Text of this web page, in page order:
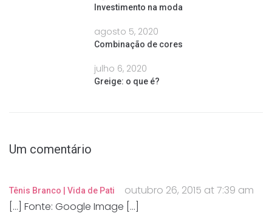
Investimento na moda
agosto 5, 2020
Combinação de cores
julho 6, 2020
Greige: o que é?
Um comentário
Tênis Branco | Vida de Pati
outubro 26, 2015 at 7:39 am
[…] Fonte: Google Image […]